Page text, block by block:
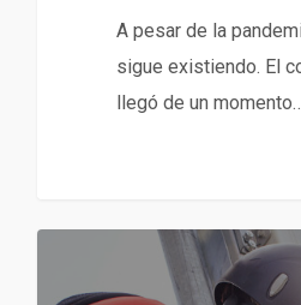
A pesar de la
sigue existiendo. El
llegó de un